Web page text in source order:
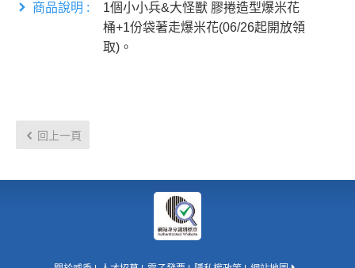
商品說明 :
1個小小兵&大怪獸 膠捲造型爆米花
桶+1份袋著走爆米花(06/26起開放領
取)。
回上一頁
中獎名單
商家介紹
商場活動